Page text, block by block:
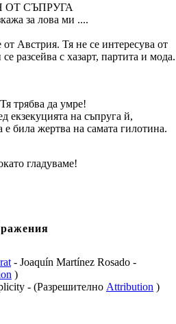
ОТ СЪПРУГА
за лова ми ....
Австрия. Тя не се интересува от
разсейва с хазарт, партита и мода.
трябва да умре!
екзекуцията на съпруга й,
е била жертва на самата гилотина.
гладуваме!
- Joaquín Martínez Rosado -
)
- (Разрешително Attribution )